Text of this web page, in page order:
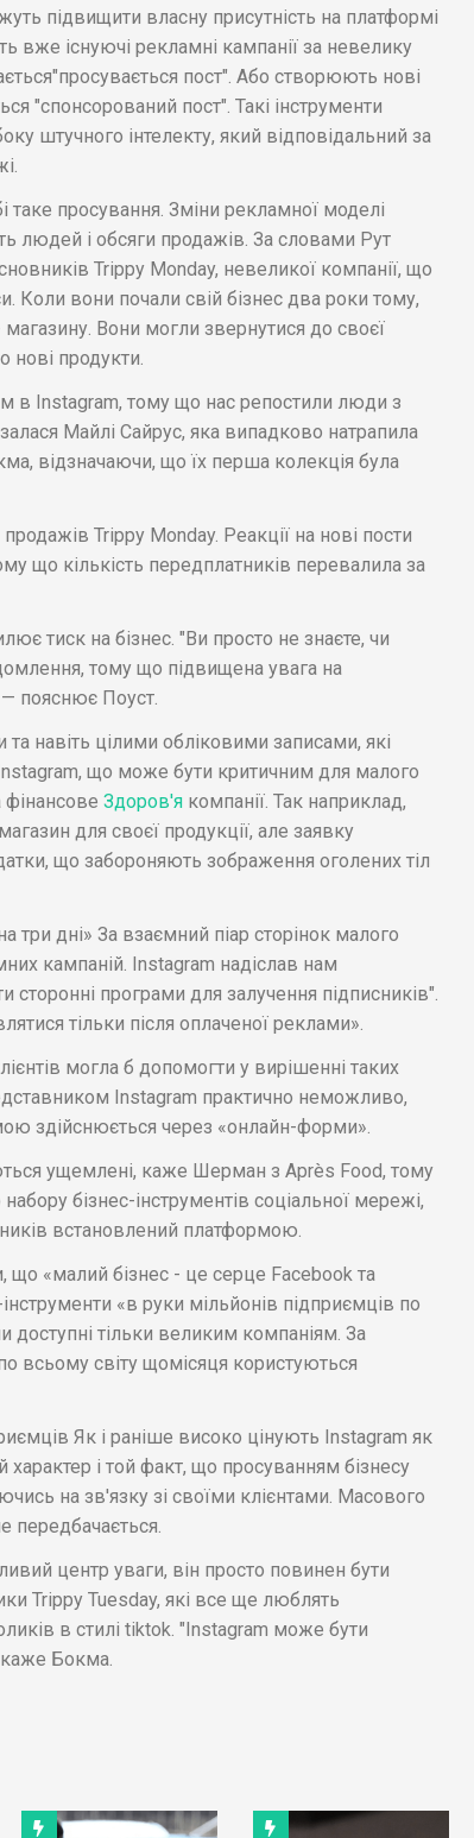
підвищити власну присутність на платформі
вже існуючі рекламні кампанії за невелику
пост". Або створюють нові
"спонсорований пост". Такі інструменти
штучного інтелекту, який відповідальний за
просування. Зміни рекламної моделі
людей і обсяги продажів. За словами Рут
Trippy Monday, невеликої компанії, що
Коли вони почали свій бізнес два роки тому,
магазину. Вони могли звернутися до своєї
нові продукти.
в Instagram, тому що нас репостили люди з
Майлі Сайрус, яка випадково натрапила
відзначаючи, що їх перша колекція була
Trippy Monday. Реакції на нові пости
що кількість передплатників перевалила за
тиск на бізнес. "Ви просто не знаєте, чи
тому що підвищена увага на
— пояснює Поуст.
навіть цілими обліковими записами, які
що може бути критичним для малого
фінансове Здоров'я компанії. Так наприклад,
для своєї продукції, але заявку
що забороняють зображення оголених тіл
три дні» За взаємний піар сторінок малого
кампаній. Instagram надіслав нам
програми для залучення підписників".
тільки після оплаченої реклами».
могла б допомогти у вирішенні таких
Instagram практично неможливо,
здійснюється через «онлайн-форми».
ущемлені, каже Шерман з Après Food, тому
бізнес-інструментів соціальної мережі,
встановлений платформою.
що «малий бізнес - це серце Facebook та
«в руки мільйонів підприємців по
доступні тільки великим компаніям. За
всьому світу щомісяця користуються
Як і раніше високо цінують Instagram як
і той факт, що просуванням бізнесу
на зв'язку зі своїми клієнтами. Масового
передбачається.
центр уваги, він просто повинен бути
Trippy Tuesday, які все ще люблять
в стилі tiktok. "Instagram може бути
каже Бокма.